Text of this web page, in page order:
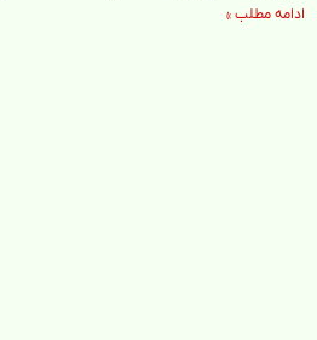
ادامه مطلب »